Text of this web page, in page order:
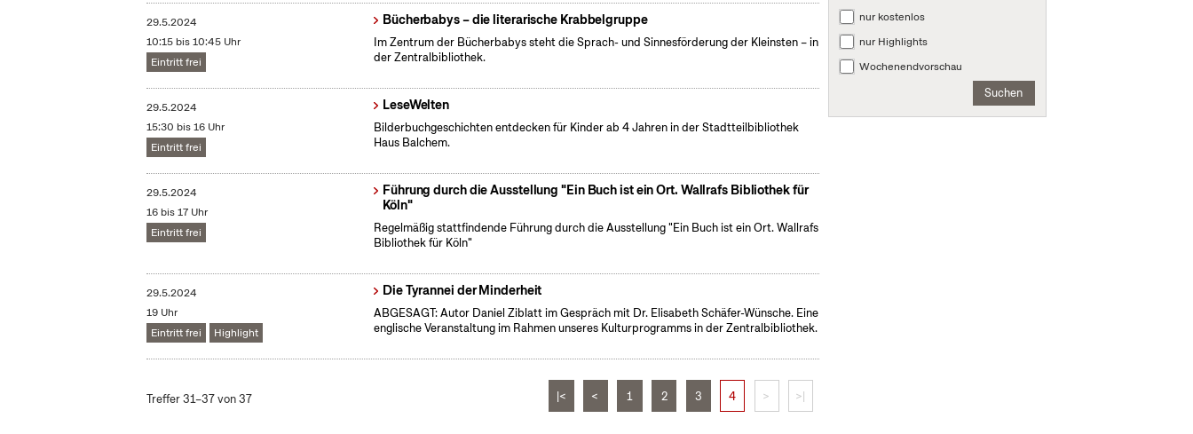
29.5.2024
10:15 bis 10:45 Uhr
Eintritt frei
Bücherbabys – die literarische Krabbelgruppe
Im Zentrum der Bücherbabys steht die Sprach- und Sinnesförderung der Kleinsten – in
der Zentralbibliothek.
29.5.2024
15:30 bis 16 Uhr
Eintritt frei
LeseWelten
Bilderbuchgeschichten entdecken für Kinder ab 4 Jahren in der Stadtteilbibliothek
Haus Balchem.
29.5.2024
16 bis 17 Uhr
Eintritt frei
Führung durch die Ausstellung "Ein Buch ist ein Ort. Wallrafs Bibliothek für
Köln"
Regelmäßig stattfindende Führung durch die Ausstellung "Ein Buch ist ein Ort. Wallrafs
Bibliothek für Köln"
29.5.2024
19 Uhr
Eintritt frei
Highlight
Die Tyrannei der Minderheit
ABGESAGT: Autor Daniel Ziblatt im Gespräch mit Dr. Elisabeth Schäfer-Wünsche. Eine
englische Veranstaltung im Rahmen unseres Kulturprogramms in der Zentralbibliothek.
Treffer 31–37 von 37 |< < 1 2 3 4 > >|
nur kostenlos
nur Highlights
Wochenendvorschau
Suchen